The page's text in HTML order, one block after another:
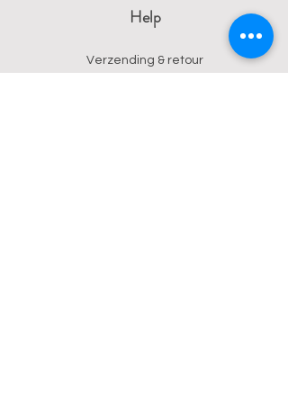
Help
Verzending & retour